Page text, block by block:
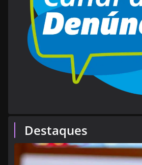
Destaques